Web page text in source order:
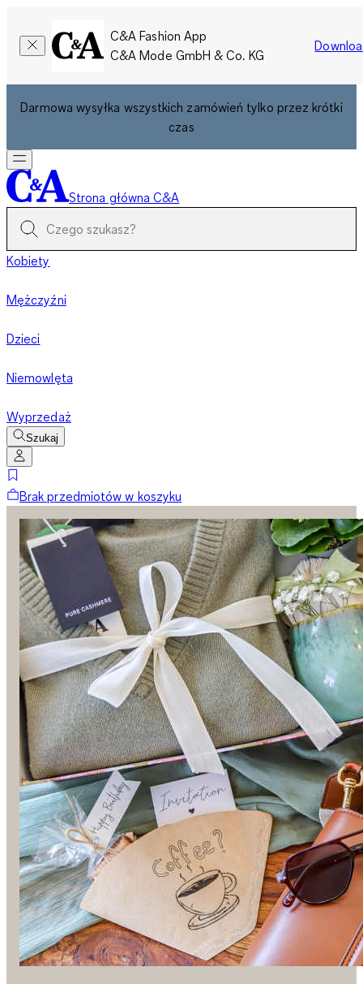
C&A Fashion App
C&A Mode GmbH & Co. KG
Darmowa wysyłka wszystkich zamówień tylko przez krótki
czas
Strona główna C&A
Kobiety
Mężczyźni
Dzieci
Niemowlęta
Wyprzedaż
Szukaj
Brak przedmiotów w koszyku